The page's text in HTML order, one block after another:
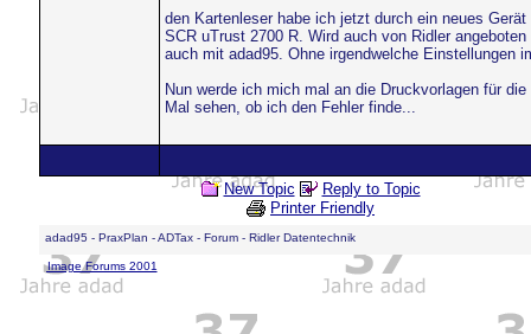
den Kartenleser habe ich jetzt durch ein neues
SCR uTrust 2700 R. Wird auch von Ridler
auch mit adad95. Ohne irgendwelche Einstellungen
Nun werde ich mich mal an die Druckvorlagen für
Mal sehen, ob ich den Fehler finde...
New Topic
Reply to Topic
Printer Friendly
adad95 - PraxPlan - ADTax - Forum - Ridler Datentechnik
Image Forums 2001